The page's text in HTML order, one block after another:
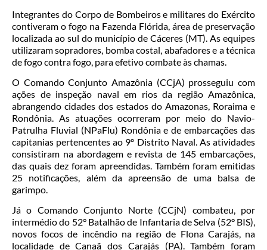
Integrantes do Corpo de Bombeiros e militares do Exército
contiveram o fogo na Fazenda Flórida, área de preservação
localizada ao sul do município de Cáceres (MT). As equipes
utilizaram sopradores, bomba costal, abafadores e a técnica
de fogo contra fogo, para efetivo combate às chamas.
O Comando Conjunto Amazônia (CCjA) prosseguiu com
ações de inspeção naval em rios da região Amazônica,
abrangendo cidades dos estados do Amazonas, Roraima e
Rondônia. As atuações ocorreram por meio do Navio-
Patrulha Fluvial (NPaFlu) Rondônia e de embarcações das
capitanias pertencentes ao 9º Distrito Naval. As atividades
consistiram na abordagem e revista de 145 embarcações,
das quais dez foram apreendidas. Também foram emitidas
25 notificações, além da apreensão de uma balsa de
garimpo.
Já o Comando Conjunto Norte (CCjN) combateu, por
intermédio do 52° Batalhão de Infantaria de Selva (52° BIS),
novos focos de incêndio na região de Flona Carajás, na
localidade de Canaã dos Carajás (PA). Também foram